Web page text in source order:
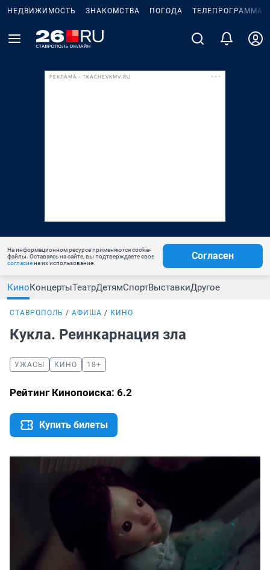
НЕДВИЖИМОСТЬ ЗНАКОМСТВА ПОГОДА ТЕЛЕПРОГРАММА
РЕКЛАМА • TKACHEVKMV.RU
На информационном ресурсе применяются cookie-
файлы. Оставаясь на сайте, вы подтверждаете свое
согласиена их использование.
Согласен
КиноКонцертыТеатрДетямСпортВыставкиДругое
СТАВРОПОЛЬ АФИША КИНО
Кукла. Реинкарнация зла
УЖАСЫ КИНО 18+
Рейтинг Кинопоиска: 6.2
Купить билеты